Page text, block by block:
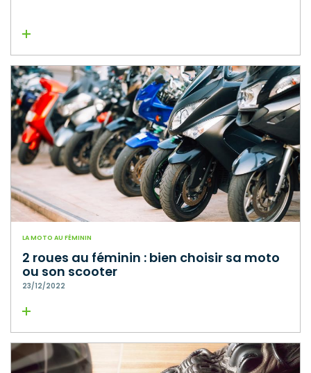
Lire la suite
LA MOTO AU FÉMININ
2 roues au féminin : bien choisir sa moto
ou son scooter
23/12/2022
Lire la suite